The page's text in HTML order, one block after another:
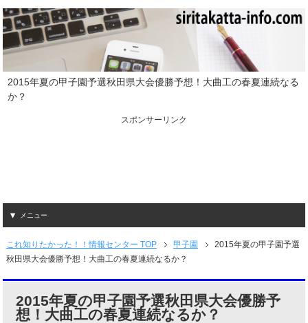
2015年夏の甲子園予選秋田県大会優勝予想！大曲工の春夏連続なる
か？
スポンサーリンク
メニュー
これ知りたかった！！情報センター TOP 甲子園
2015年夏の甲子園予選
秋田県大会優勝予想！大曲工の春夏連続なるか？
2015年夏の甲子園予選秋田県大会優勝予
想！大曲工の春夏連続なるか？